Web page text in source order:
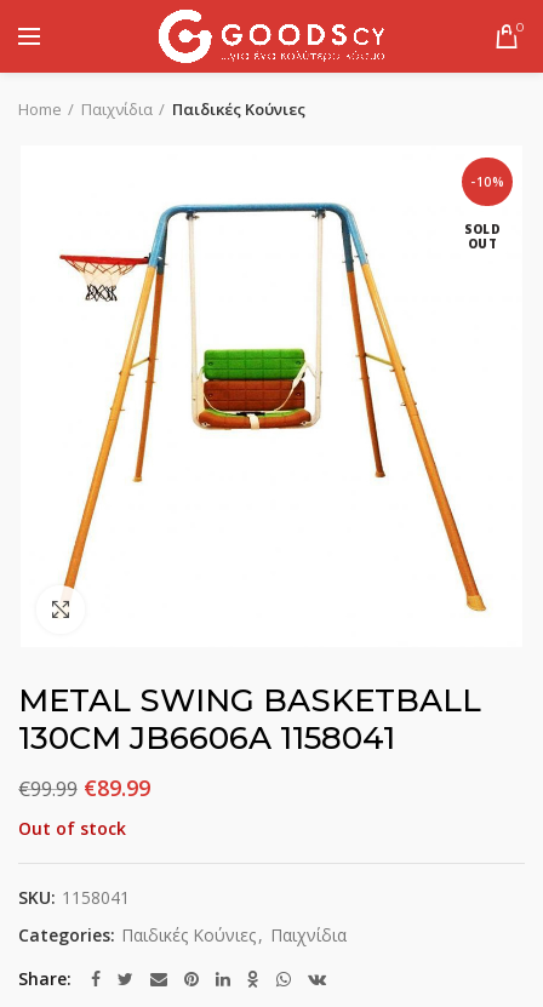
0
Home Παιχνίδια Παιδικές Κούνιες
-10%
SOLD
OUT
METAL SWING BASKETBALL
130CM JB6606A 1158041
€99.99 €89.99
Out of stock
SKU: 1158041
Categories: Παιδικές Κούνιες, Παιχνίδια
Share